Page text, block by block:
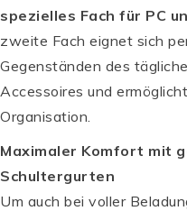
spezielles Fach für PC
zweite Fach eignet sich
Gegenständen des
Accessoires und
Organisation.
Maximaler Komfort mit
Schultergurten
Um auch bei voller